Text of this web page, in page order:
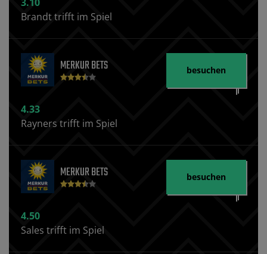
Brandt trifft im Spiel
MERKUR BETS
4.33
Rayners trifft im Spiel
besuchen
MERKUR BETS
4.50
Sales trifft im Spiel
besuchen